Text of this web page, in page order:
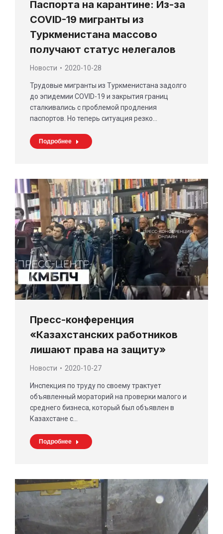
Паспорта на карантине: Из-за
COVID-19 мигранты из
Туркменистана массово
получают статус нелегалов
Новости 2020-10-28
Трудовые мигранты из Туркменистана задолго
до эпидемии COVID-19 и закрытия границ
сталкивались с проблемой продления
паспортов. Но теперь ситуация резко…
Подробнее
Пресс-конференция
«Казахстанских работников
лишают права на защиту»
Новости 2020-10-27
Инспекция по труду по своему трактует
объявленный мораторий на проверки малого и
среднего бизнеса, который был объявлен в
Казахстане с…
Подробнее